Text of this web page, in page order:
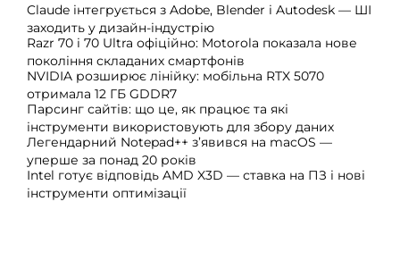
Claude інтегрується з Adobe, Blender і Autodesk — ШІ
заходить у дизайн-індустрію
Razr 70 і 70 Ultra офіційно: Motorola показала нове
покоління складаних смартфонів
NVIDIA розширює лінійку: мобільна RTX 5070
отримала 12 ГБ GDDR7
Парсинг сайтів: що це, як працює та які
інструменти використовують для збору даних
Легендарний Notepad++ з’явився на macOS —
уперше за понад 20 років
Intel готує відповідь AMD X3D — ставка на ПЗ і нові
інструменти оптимізації